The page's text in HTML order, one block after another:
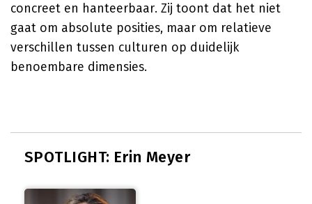
concreet en hanteerbaar. Zij toont dat het niet
gaat om absolute posities, maar om relatieve
verschillen tussen culturen op duidelijk
benoembare dimensies.
SPOTLIGHT: Erin Meyer